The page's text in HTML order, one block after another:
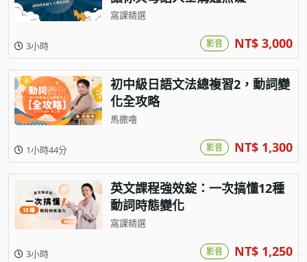
窩課精選
3小時 影音 NT$ 3,000
初中級日語文法總複習2，動詞變
化全攻略
馬撒嚕
1小時44分 影音 NT$ 1,300
英文課程強效錠：一次搞懂12種
動詞時態變化
窩課精選
3小時 影音 NT$ 1,250